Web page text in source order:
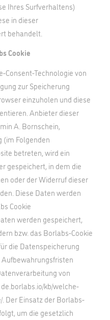
Ihres Surfverhaltens)
in dieser
behandelt.
Cookie
Consent-Technologie von
zur Speicherung
einzuholen und diese
Anbieter dieser
A. Bornschein,
(im Folgenden
betreten, wird ein
gespeichert, in dem die
oder der Widerruf dieser
Diese Daten werden
Cookie
werden gespeichert,
bzw. das Borlabs-Cookie
die Datenspeicherung
von
de.borlabs.io/kb/welche-
. Der Einsatz der Borlabs-
um die gesetzlich